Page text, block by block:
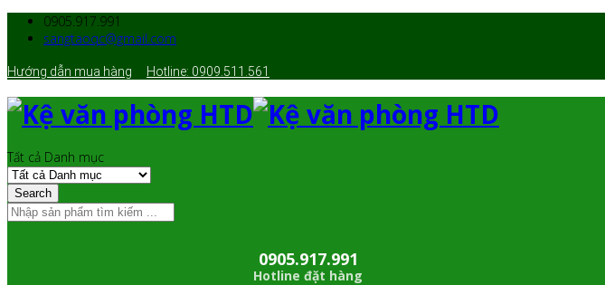
0905.917.991
sangtaoqc@gmail.com
Hướng dẫn mua hàng Hotline: 0909.511.561
Tất cả Danh mục
Search
0905.917.991
Hotline đặt hàng